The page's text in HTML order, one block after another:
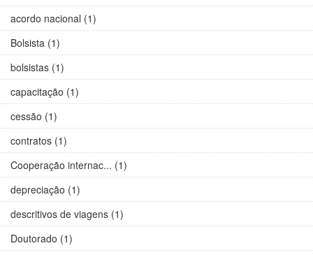
acordo nacional (1)
Bolsista (1)
bolsistas (1)
capacitação (1)
cessão (1)
contratos (1)
Cooperação internac... (1)
depreciação (1)
descritivos de viagens (1)
Doutorado (1)